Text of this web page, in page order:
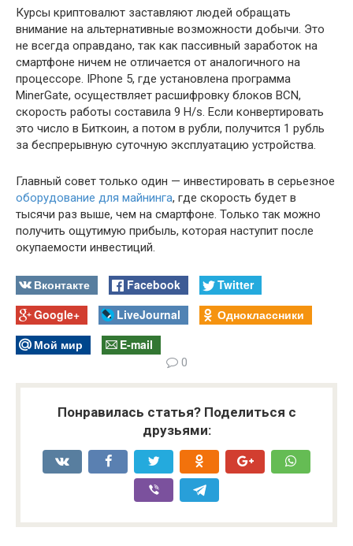
Курсы криптовалют заставляют людей обращать
внимание на альтернативные возможности добычи. Это
не всегда оправдано, так как пассивный заработок на
смартфоне ничем не отличается от аналогичного на
процессоре. IPhone 5, где установлена программа
MinerGate, осуществляет расшифровку блоков BCN,
скорость работы составила 9 H/s. Если конвертировать
это число в Биткоин, а потом в рубли, получится 1 рубль
за беспрерывную суточную эксплуатацию устройства.
Главный совет только один — инвестировать в серьезное
оборудование для майнинга, где скорость будет в
тысячи раз выше, чем на смартфоне. Только так можно
получить ощутимую прибыль, которая наступит после
окупаемости инвестиций.
Вконтакте Facebook
Twitter
Google+
LiveJournal
Одноклассники
Мой мир
E-mail
0
Понравилась статья? Поделиться с
друзьями: